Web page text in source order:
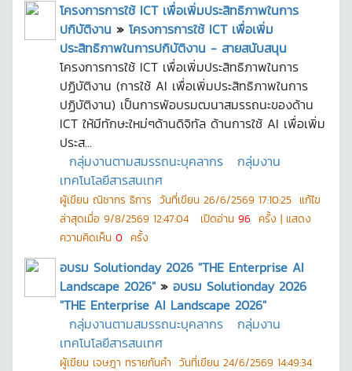
โครงการการใช้ ICT เพื่อเพิ่มประสิทธิภาพในการ
ปกิบัติงาน » โครงการการใช้ ICT เพื่อเพิ่ม
ประสิทธิภาพในการปกิบัติงาน - สายสนับสนุน
โครงการการใช้ ICT เพื่อเพิ่มประสิทธิภาพในการ
ปฏิบัติงาน (การใช้ AI เพื่อเพิ่มประสิทธิภาพในการ
ปฏิบัติงาน) เป็นการพัอบรมฒนาสมรรถนะของด้าน
ICT ให้มีทักษะใหม่ๆด้านดิจิทัล ด้านการใช้ AI เพื่อเพิ่ม
ประส...
กลุ่มงานตามสมรรถนะบุคลากร
กลุ่มงาน
เทคโนโลยีสารสนเทศ
ผู้เขียน ณิชากร ธิการ วันที่เขียน 26/6/2569 17:10:25 แก้ไข
ล่าสุดเมื่อ 9/8/2569 12:47:04 เปิดอ่าน 96 ครั้ง | แสดง
ความคิดเห็น 0 ครั้ง
อบรม Solutionday 2026 "THE Enterprise AI
Landscape 2026" » อบรม Solutionday 2026
"THE Enterprise AI Landscape 2026"
กลุ่มงานตามสมรรถนะบุคลากร
กลุ่มงาน
เทคโนโลยีสารสนเทศ
ผู้เขียน เจษฎา ทรายกันคำ วันที่เขียน 24/6/2569 14:49:34